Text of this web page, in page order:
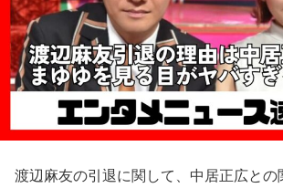
渡辺麻友の引退に関して、中居正広との